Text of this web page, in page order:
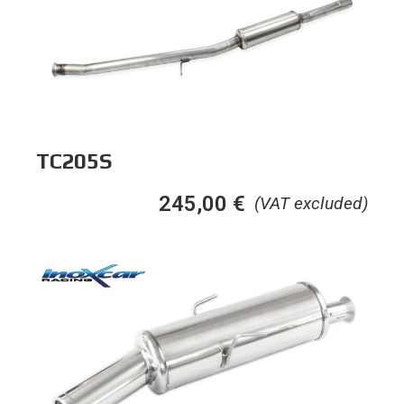
TC205S
(VAT excluded)
245,00 €